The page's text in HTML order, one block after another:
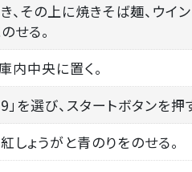
その上に焼きそば麺、ウイン
せる。
内中央に置く。
を選び、スタートボタンを押
しょうがと青のりをのせる。